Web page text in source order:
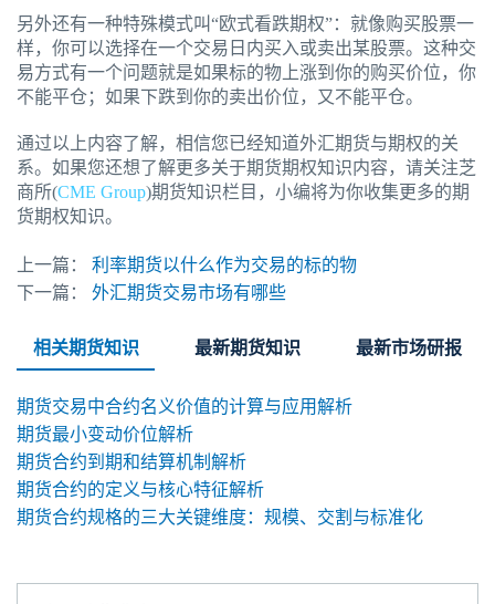
另外还有一种特殊模式叫“欧式看跌期权”：就像购买股票一
样，你可以选择在一个交易日内买入或卖出某股票。这种交
易方式有一个问题就是如果标的物上涨到你的购买价位，你
不能平仓；如果下跌到你的卖出价位，又不能平仓。
通过以上内容了解，相信您已经知道外汇期货与期权的关
系。如果您还想了解更多关于期货期权知识内容，请关注芝
商所(CME Group)期货知识栏目，小编将为你收集更多的期
货期权知识。
上一篇：
利率期货以什么作为交易的标的物
下一篇：
外汇期货交易市场有哪些
相关期货知识 最新期货知识 最新市场研报
期货交易中合约名义价值的计算与应用解析
期货最小变动价位解析
期货合约到期和结算机制解析
期货合约的定义与核心特征解析
期货合约规格的三大关键维度：规模、交割与标准化